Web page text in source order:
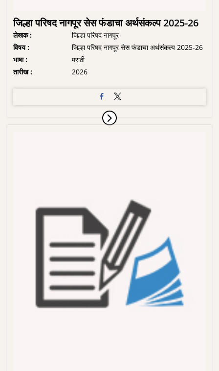
जिल्हा परिषद नागपूर सेस फंडाचा अर्थसंकल्प 2025-26
लेखक :
जिल्हा परिषद नागपूर
विषय :
जिल्हा परिषद नागपूर सेस फंडाचा अर्थसंकल्प 2025-26
भाषा :
मराठी
तारीख :
2026